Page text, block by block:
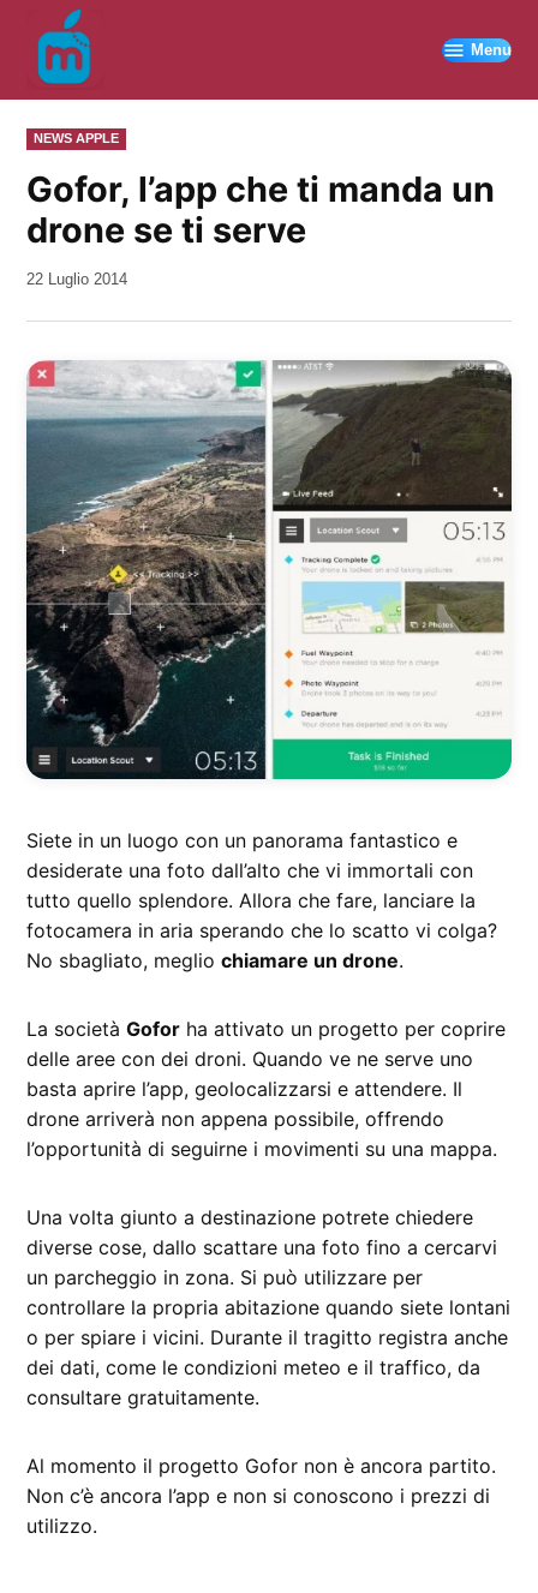
contenuto
Menu
PUBBLICATO
IN
NEWS APPLE
Gofor, l’app che ti manda un
drone se ti serve
da
22 Luglio 2014
Siete in un luogo con un panorama fantastico e
desiderate una foto dall’alto che vi immortali con
tutto quello splendore. Allora che fare, lanciare la
fotocamera in aria sperando che lo scatto vi colga?
No sbagliato, megliochiamare un drone.
La societàGofor ha attivato un progetto per coprire
delle aree con dei droni. Quando ve ne serve uno
basta aprire l’app, geolocalizzarsi e attendere. Il
drone arriverà non appena possibile, offrendo
l’opportunità di seguirne i movimenti su una mappa.
Una volta giunto a destinazione potrete chiedere
diverse cose, dallo scattare una foto fino a cercarvi
un parcheggio in zona. Si può utilizzare per
controllare la propria abitazione quando siete lontani
o per spiare i vicini. Durante il tragitto registra anche
dei dati, come le condizioni meteo e il traffico, da
consultare gratuitamente.
Al momento il progetto Gofor non è ancora partito.
Non c’è ancora l’app e non si conoscono i prezzi di
utilizzo.